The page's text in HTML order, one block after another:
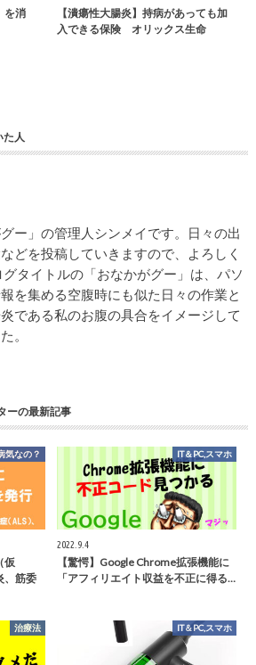
を消
【潰瘍性大腸炎】持病があっても加
入できる保険 オリックス生命
た人
グー」の管理人シンメイです。日々の出
どを投稿していきますので、よろしく
グタイトルの「おなかがグー」は、パソ
を集める空腹時にも似た日々の作業と
である私のお腹の具合をイメージして
。
ーの最新記事
気なの？
仮
、筋委
IT＆PC,スマホ
2022.9.4
【驚愕】Google Chrome拡張機能に
「アフィリエイト収益を不正に得る…
治療法 IT＆PC,スマホ